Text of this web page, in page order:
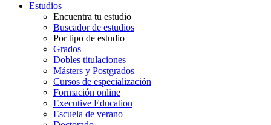
Estudios
Encuentra tu estudio
Buscador de estudios
Por tipo de estudio
Grados
Dobles titulaciones
Másters y Postgrados
Cursos de especialización
Formación online
Executive Education
Escuela de verano